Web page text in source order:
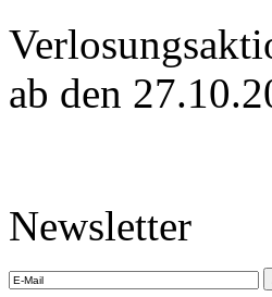
ab den
Newsletter